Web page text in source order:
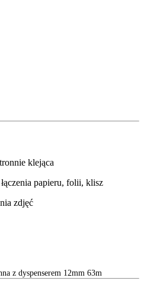
klejąca
papieru, folii, klisz
zdjęć
z dyspenserem 12mm 63m